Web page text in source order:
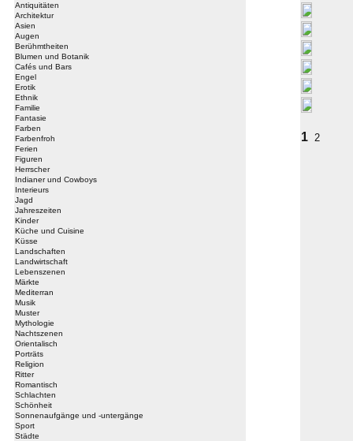
Antiquitäten
Architektur
Asien
Augen
Berühmtheiten
Blumen und Botanik
Cafés und Bars
Engel
Erotik
Ethnik
Familie
Fantasie
Farben
Farbenfroh
Ferien
Figuren
Herrscher
Indianer und Cowboys
Interieurs
Jagd
Jahreszeiten
Kinder
Küche und Cuisine
Küsse
Landschaften
Landwirtschaft
Lebenszenen
Märkte
Mediterran
Musik
Muster
Mythologie
Nachtszenen
Orientalisch
Porträts
Religion
Ritter
Romantisch
Schlachten
Schönheit
Sonnenaufgänge und -untergänge
Sport
Städte
1 2